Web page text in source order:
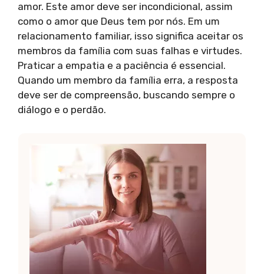
amor. Este amor deve ser incondicional, assim
como o amor que Deus tem por nós. Em um
relacionamento familiar, isso significa aceitar os
membros da família com suas falhas e virtudes.
Praticar a empatia e a paciência é essencial.
Quando um membro da família erra, a resposta
deve ser de compreensão, buscando sempre o
diálogo e o perdão.